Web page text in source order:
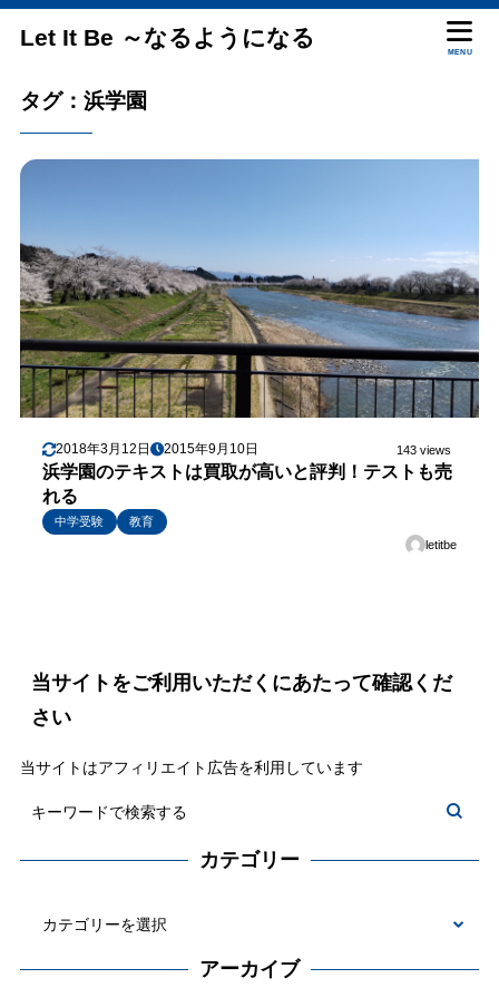
Let It Be ～なるようになる
MENU
タグ：浜学園
2018年3月12日 2015年9月10日 143 views
浜学園のテキストは買取が高いと評判！テストも売
れる
中学受験
教育
letitbe
当サイトをご利用いただくにあたって確認くだ
さい
当サイトはアフィリエイト広告を利用しています
カテゴリー
アーカイブ